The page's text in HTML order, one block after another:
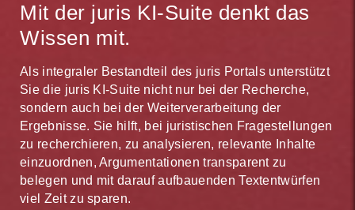
Mit der juris KI-Suite denkt das
Wissen mit.
Als integraler Bestandteil des juris Portals unterstützt
Sie die juris KI-Suite nicht nur bei der Recherche,
sondern auch bei der Weiterverarbeitung der
Ergebnisse. Sie hilft, bei juristischen Fragestellungen
zu recherchieren, zu analysieren, relevante Inhalte
einzuordnen, Argumentationen transparent zu
belegen und mit darauf aufbauenden Textentwürfen
viel Zeit zu sparen.